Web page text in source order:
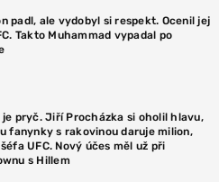
padl, ale vydobyl si respekt. Ocenil jej
Takto Muhammad vypadal po
je pryč. Jiří Procházka si oholil hlavu,
fanynky s rakovinou daruje milion,
UFC. Nový účes měl už při
s Hillem